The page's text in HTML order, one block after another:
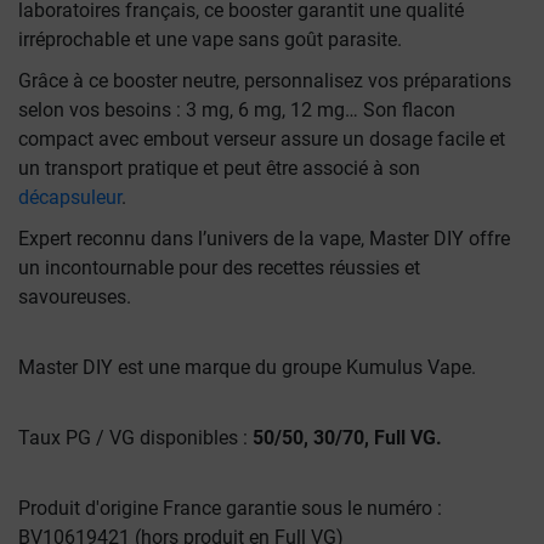
laboratoires français, ce booster garantit une qualité
irréprochable et une vape sans goût parasite.
Grâce à ce booster neutre, personnalisez vos préparations
selon vos besoins : 3 mg, 6 mg, 12 mg… Son flacon
compact avec embout verseur assure un dosage facile et
un transport pratique et peut être associé à son
décapsuleur.
Expert reconnu dans l’univers de la vape, Master DIY offre
un incontournable pour des recettes réussies et
savoureuses.
Master DIY est une marque du groupe Kumulus Vape.
Taux PG / VG disponibles : 50/50, 30/70, Full VG.
Produit d'origine France garantie sous le numéro :
BV10619421 (hors produit en Full VG)